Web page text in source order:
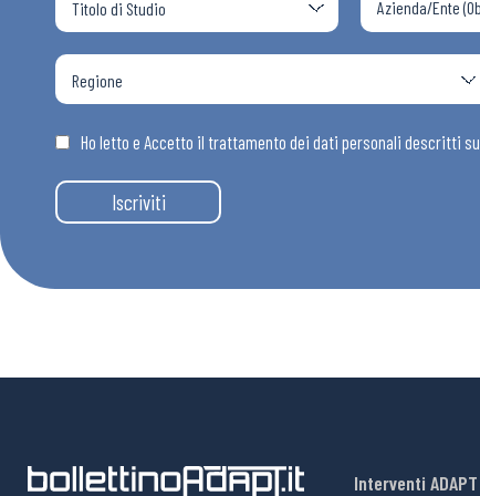
Ho letto e Accetto il trattamento dei dati personali descritti
Iscriviti
Interventi ADAPT